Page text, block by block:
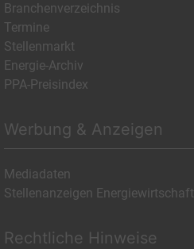
Branchenverzeichnis
Termine
Stellenmarkt
Energie-Archiv
PPA-Preisindex
Werbung & Anzeigen
Mediadaten
Stellenanzeigen Energiewirtschaft
Rechtliche Hinweise